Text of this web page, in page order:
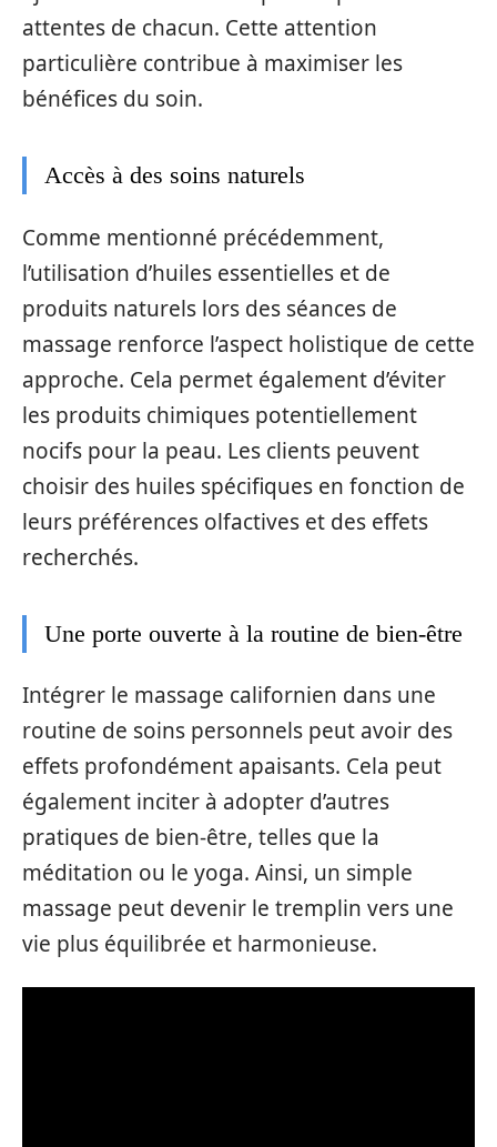
attentes de chacun. Cette attention
particulière contribue à maximiser les
bénéfices du soin.
Accès à des soins naturels
Comme mentionné précédemment,
l’utilisation d’huiles essentielles et de
produits naturels lors des séances de
massage renforce l’aspect holistique de cette
approche. Cela permet également d’éviter
les produits chimiques potentiellement
nocifs pour la peau. Les clients peuvent
choisir des huiles spécifiques en fonction de
leurs préférences olfactives et des effets
recherchés.
Une porte ouverte à la routine de bien-être
Intégrer le massage californien dans une
routine de soins personnels peut avoir des
effets profondément apaisants. Cela peut
également inciter à adopter d’autres
pratiques de bien-être, telles que la
méditation ou le yoga. Ainsi, un simple
massage peut devenir le tremplin vers une
vie plus équilibrée et harmonieuse.